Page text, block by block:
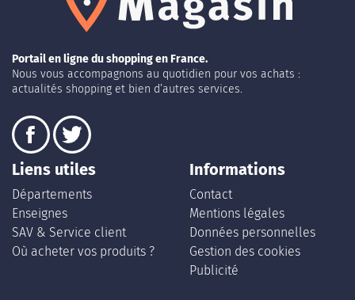
Portail en ligne du shopping en France.
Nous vous accompagnons au quotidien pour vos achats :
actualités shopping et bien d’autres services.
Liens utiles
Départements
Enseignes
SAV & Service client
Où acheter vos produits ?
Informations
Contact
Mentions légales
Données personnelles
Gestion des cookies
Publicité